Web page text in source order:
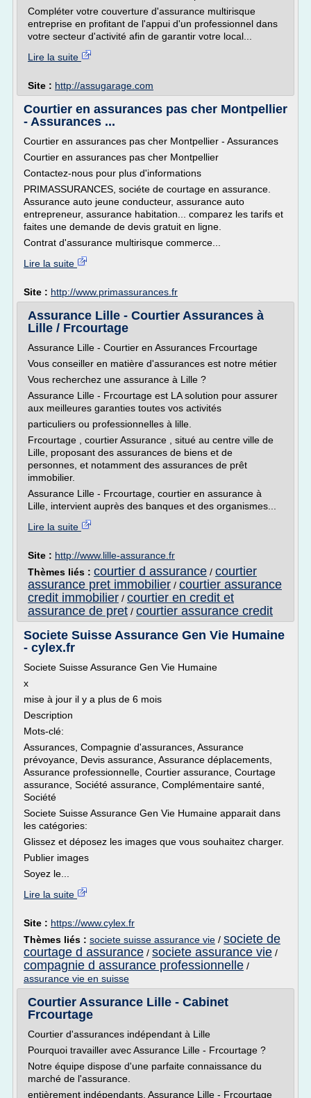
Compléter votre couverture d'assurance multirisque
entreprise en profitant de l'appui d'un professionnel dans
votre secteur d'activité afin de garantir votre local...
Lire la suite
Site : http://assugarage.com
Courtier en assurances pas cher Montpellier
- Assurances ...
Courtier en assurances pas cher Montpellier - Assurances
Courtier en assurances pas cher Montpellier
Contactez-nous pour plus d'informations
PRIMASSURANCES, sociéte de courtage en assurance.
Assurance auto jeune conducteur, assurance auto
entrepreneur, assurance habitation... comparez les tarifs et
faites une demande de devis gratuit en ligne.
Contrat d'assurance multirisque commerce...
Lire la suite
Site : http://www.primassurances.fr
Assurance Lille - Courtier Assurances à
Lille / Frcourtage
Assurance Lille - Courtier en Assurances Frcourtage
Vous conseiller en matière d'assurances est notre métier
Vous recherchez une assurance à Lille ?
Assurance Lille - Frcourtage est LA solution pour assurer
aux meilleures garanties toutes vos activités
particuliers ou professionnelles à lille.
Frcourtage , courtier Assurance , situé au centre ville de
Lille, proposant des assurances de biens et de
personnes, et notamment des assurances de prêt
immobilier.
Assurance Lille - Frcourtage, courtier en assurance à
Lille, intervient auprès des banques et des organismes...
Lire la suite
Site : http://www.lille-assurance.fr
Thèmes liés : courtier d assurance / courtier
assurance pret immobilier / courtier assurance
credit immobilier / courtier en credit et
assurance de pret / courtier assurance credit
Societe Suisse Assurance Gen Vie Humaine
- cylex.fr
Societe Suisse Assurance Gen Vie Humaine
x
mise à jour il y a plus de 6 mois
Description
Mots-clé:
Assurances, Compagnie d'assurances, Assurance
prévoyance, Devis assurance, Assurance déplacements,
Assurance professionnelle, Courtier assurance, Courtage
assurance, Société assurance, Complémentaire santé,
Société
Societe Suisse Assurance Gen Vie Humaine apparait dans
les catégories:
Glissez et déposez les images que vous souhaitez charger.
Publier images
Soyez le...
Lire la suite
Site : https://www.cylex.fr
Thèmes liés : societe suisse assurance vie / societe de
courtage d assurance / societe assurance vie /
compagnie d assurance professionnelle /
assurance vie en suisse
Courtier Assurance Lille - Cabinet
Frcourtage
Courtier d'assurances indépendant à Lille
Pourquoi travailler avec Assurance Lille - Frcourtage ?
Notre équipe dispose d'une parfaite connaissance du
marché de l'assurance.
entièrement indépendants, Assurance Lille - Frcourtage